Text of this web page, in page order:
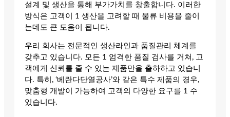
설계 및 생산을 통해 부가가치를 창출합니다. 이러한
방식은 고객이 1 생산을 고려할 때 물류 비용을 줄이
는데도 큰 도움이 됩니다.
우리 회사는 전문적인 생산라인과 품질관리 체계를
갖추고 있습니다. 모든 1 엄격한 품질 검사를 거쳐, 고
객에게 신뢰를 줄 수 있는 제품만을 출하하고 있습니
다. 특히, ‘베란다단열공사’와 같은 특수 제품의 경우,
맞춤형 개발이 가능하여 고객의 다양한 요구를 1 수
있습니다.